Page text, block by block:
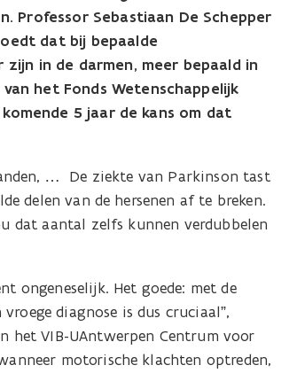
Professor Sebastiaan De Schepper
dat bij bepaalde
in de darmen, meer bepaald in
het Fonds Wetenschappelijk
5 jaar de kans om dat
… De ziekte van Parkinson tast
delen van de hersenen af te breken.
dat aantal zelfs kunnen verdubbelen
ongeneselijk. Het goede: met de
diagnose is dus cruciaal”,
het VIB-UAntwerpen Centrum voor
motorische klachten optreden,